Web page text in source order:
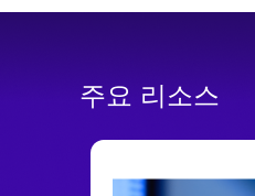
주요 리소스